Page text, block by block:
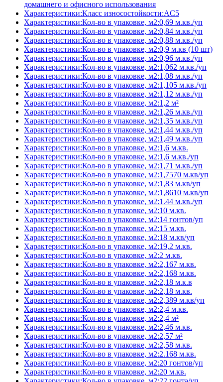
домашнего и офисного использования
Характеристики:Класс износостойкости:AC5
Характеристики:Кол-во в упаковке, м2:0,69 м.кв./уп
Характеристики:Кол-во в упаковке, м2:0,84 м.кв./уп
Характеристики:Кол-во в упаковке, м2:0,88 м.кв./уп
Характеристики:Кол-во в упаковке, м2:0,9 м.кв (10 шт)
Характеристики:Кол-во в упаковке, м2:0,96 м.кв./уп
Характеристики:Кол-во в упаковке, м2:1,062 м.кв./уп
Характеристики:Кол-во в упаковке, м2:1,08 м.кв./уп
Характеристики:Кол-во в упаковке, м2:1,105 м.кв./уп
Характеристики:Кол-во в упаковке, м2:1,12 м.кв./уп
Характеристики:Кол-во в упаковке, м2:1,2 м²
Характеристики:Кол-во в упаковке, м2:1,26 м.кв./уп
Характеристики:Кол-во в упаковке, м2:1,35 м.кв./уп
Характеристики:Кол-во в упаковке, м2:1,44 м.кв./уп
Характеристики:Кол-во в упаковке, м2:1,49 м.кв./уп
Характеристики:Кол-во в упаковке, м2:1,6 м.кв.
Характеристики:Кол-во в упаковке, м2:1,6 м.кв./уп
Характеристики:Кол-во в упаковке, м2:1,71 м.кв./уп
Характеристики:Кол-во в упаковке, м2:1,7570 м.кв/уп
Характеристики:Кол-во в упаковке, м2:1,83 м.кв/уп
Характеристики:Кол-во в упаковке, м2:1,8610 м.кв/уп
Характеристики:Кол-во в упаковке, м2:1.44 м.кв./уп
Характеристики:Кол-во в упаковке, м2:10 м.кв.
Характеристики:Кол-во в упаковке, м2:14 гонтов/уп
Характеристики:Кол-во в упаковке, м2:15 м.кв.
Характеристики:Кол-во в упаковке, м2:18 м.кв/уп
Характеристики:Кол-во в упаковке, м2:19,2 м.кв.
Характеристики:Кол-во в упаковке, м2:2 м.кв.
Характеристики:Кол-во в упаковке, м2:2,167 м.кв.
Характеристики:Кол-во в упаковке, м2:2,168 м.кв.
Характеристики:Кол-во в упаковке, м2:2,18 м.к.в
Характеристики:Кол-во в упаковке, м2:2,18 м.кв.
Характеристики:Кол-во в упаковке, м2:2,389 м.кв/уп
Характеристики:Кол-во в упаковке, м2:2,4 м.кв.
Характеристики:Кол-во в упаковке, м2:2,4 м²
Характеристики:Кол-во в упаковке, м2:2,46 м.кв.
Характеристики:Кол-во в упаковке, м2:2,57 м²
Характеристики:Кол-во в упаковке, м2:2,58 м.кв.
Характеристики:Кол-во в упаковке, м2:2.168 м.кв.
Характеристики:Кол-во в упаковке, м2:20 гонтов/уп
Характеристики:Кол-во в упаковке, м2:20 м.кв.